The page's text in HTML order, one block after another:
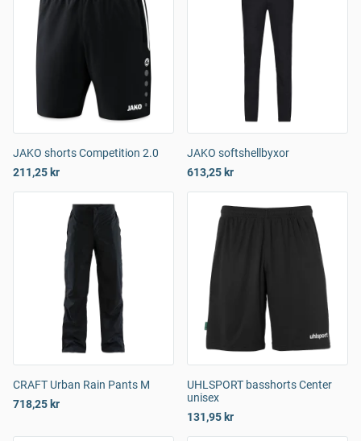
JAKO shorts Competition 2.0
211,25 kr
JAKO softshellbyxor
613,25 kr
CRAFT Urban Rain Pants M
718,25 kr
UHLSPORT basshorts Center
unisex
131,95 kr